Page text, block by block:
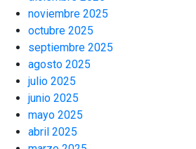
noviembre 2025
octubre 2025
septiembre 2025
agosto 2025
julio 2025
junio 2025
mayo 2025
abril 2025